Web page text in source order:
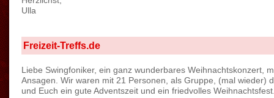
Ulla
Freizeit-Treffs.de
Liebe Swingfoniker, ein ganz wunderbares Weihnachtskonzert,
Ansagen. Wir waren mit 21 Personen, als Gruppe, (mal
und Euch ein gute Adventszeit und ein friedvolles